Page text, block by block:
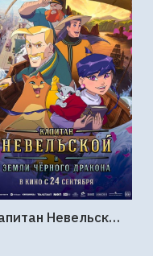
Капитан Невельской и земли Чёрного дракона